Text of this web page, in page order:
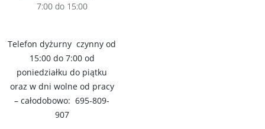
7:00 do 15:00
Telefon dyżurny czynny od
15:00 do 7:00 od
poniedziałku do piątku
oraz w dni wolne od pracy
– całodobowo: 695-809-
907